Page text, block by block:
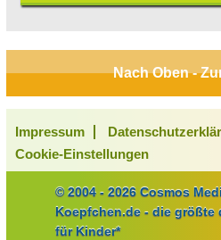
Nach Oben -
Impressum
Cookie-Einstellungen
© 2004 - 2026 Cosmos
Koepfchen.de - die größte
für Kinder*